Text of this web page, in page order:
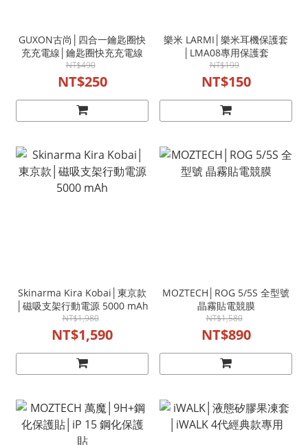
GUXON古尚│四合一鑰匙圈快
充充電線│鑰匙圈快充充電線
NT$490
NT$250
樂米 LARMI│樂米耳機保護套
│LMA08專用保護套
NT$199
NT$150
Skinarma Kira Kobai│東京款
│磁吸支架行動電源 5000 mAh
NT$1,980
NT$1,590
MOZTECH│ROG 5/5S 全型號
晶霧貼電競膜
NT$1,580
NT$890